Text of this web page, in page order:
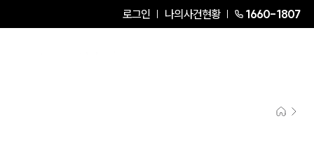
로그인 나의사건현황 1660-1807